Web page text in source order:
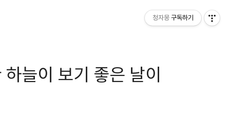
늘이 보기 좋은 날이
청자몽 구독하기